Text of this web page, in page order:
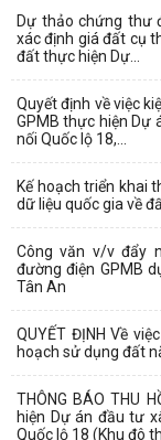
Dự thảo chứng thư
xác định giá đất cụ
đất thực hiện Dự...
Quyết định về việc
GPMB thực hiện Dự
nối Quốc lộ 18,...
Kế hoạch triển khai
dữ liệu quốc gia về
Công văn v/v đẩy
đường điện GPMB
Tân An
QUYẾT ĐỊNH Về
hoạch sử dụng đất
THÔNG BÁO THU
hiện Dự án đầu tư
Quốc lộ 18 (Khu đô thị